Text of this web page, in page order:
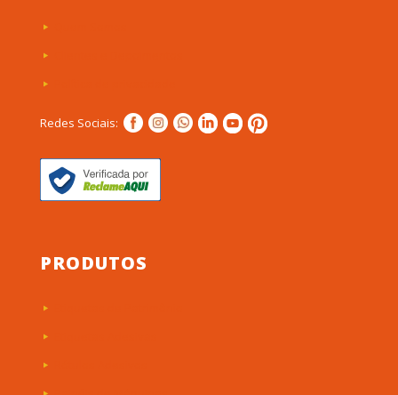
Redes Sociais:
PRODUTOS